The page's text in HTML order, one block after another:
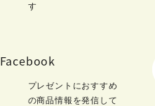
す
Facebook
プレゼントにおすすめ
の商品情報を発信して